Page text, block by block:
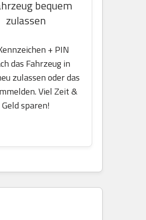
bequem
zulassen
+ PIN
das Fahrzeug in
zulassen oder das
Viel Zeit &
Geld sparen!